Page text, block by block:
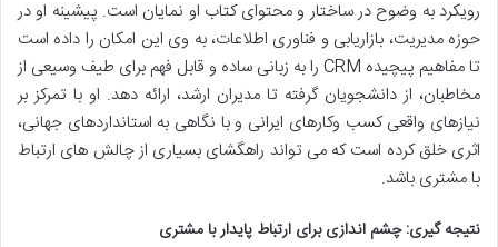
رویکرد به وضوح در ساختار و محتوای کتاب او نمایان است. پیشینه او در
حوزه مدیریت، بازاریابی و فناوری اطلاعات، به وی این امکان را داده است
تا مفاهیم پیچیده CRM را به زبانی ساده و قابل فهم برای طیف وسیعی از
مخاطبان، از دانشجویان گرفته تا مدیران ارشد، ارائه دهد. او با تمرکز بر
نیازهای واقعی کسب وکارهای ایرانی و با نگاهی به استانداردهای جهانی،
اثری خلق کرده است که می تواند راهگشای بسیاری از چالش های ارتباط
با مشتری باشد.
نتیجه گیری: چشم اندازی برای ارتباط پایدار با مشتری